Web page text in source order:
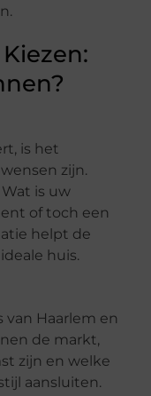
is het
zijn.
is uw
of toch een
helpt de
huis.
Haarlem en
de markt,
zijn en welke
aansluiten.